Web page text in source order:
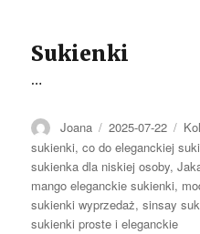
Sukienki
…
Autor
Joana Opublikowano
2025-07-22
sukienki,co do eleganckiej
sukienka dla niskiej osoby,
mango eleganckie sukienki,
sukienki wyprzedaż,sinsay
sukienki proste i eleganckie